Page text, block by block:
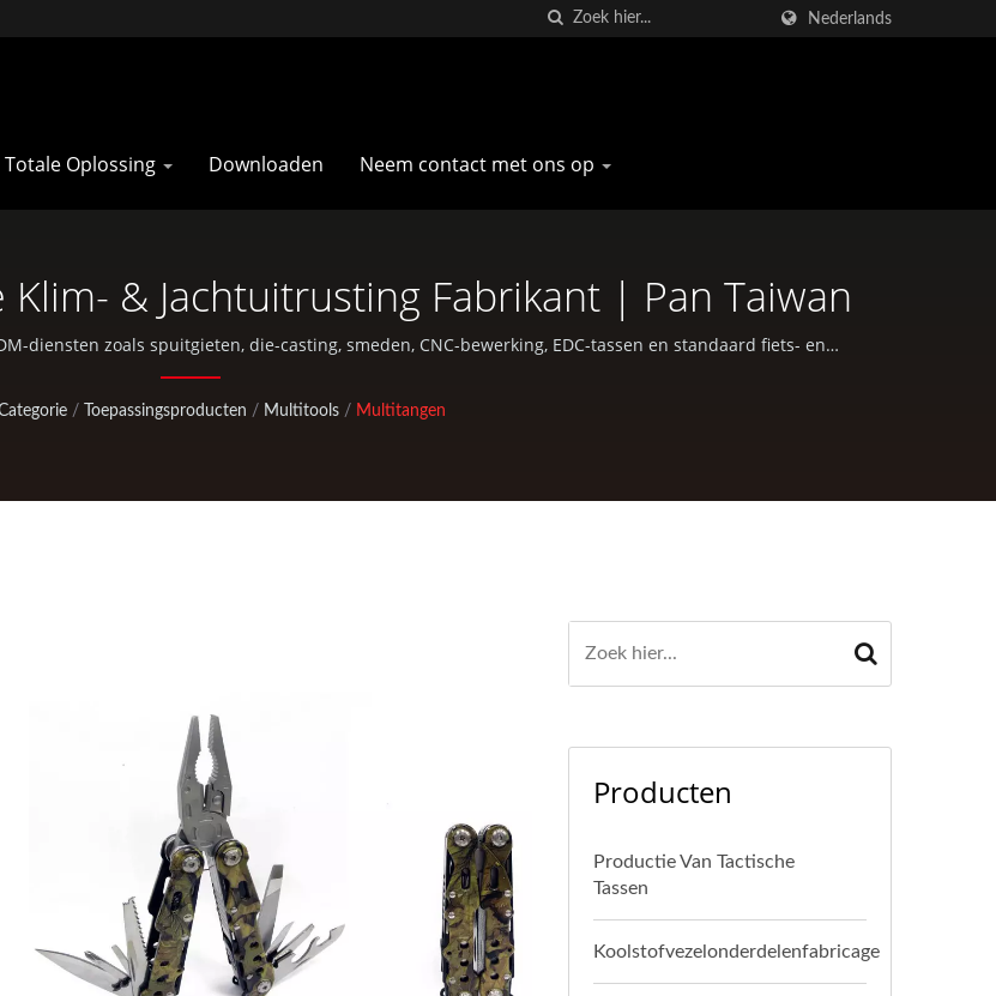
Nederlands
Totale Oplossing Downloaden Neem contact met ons op
& Jachtuitrusting Fabrikant | Pan Taiwan
diensten zoals spuitgieten, die-casting, smeden, CNC-bewerking, EDC-tassen en standaard fiets- en
buitensportonderdelen.
/ Toepassingsproducten / Multitools / Multitangen
Producten
Productie Van Tactische
Tassen
Koolstofvezelonderdelenfabricage